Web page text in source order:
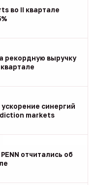
во II квартале
рекордную выручку
синергий
markets
отчитались об